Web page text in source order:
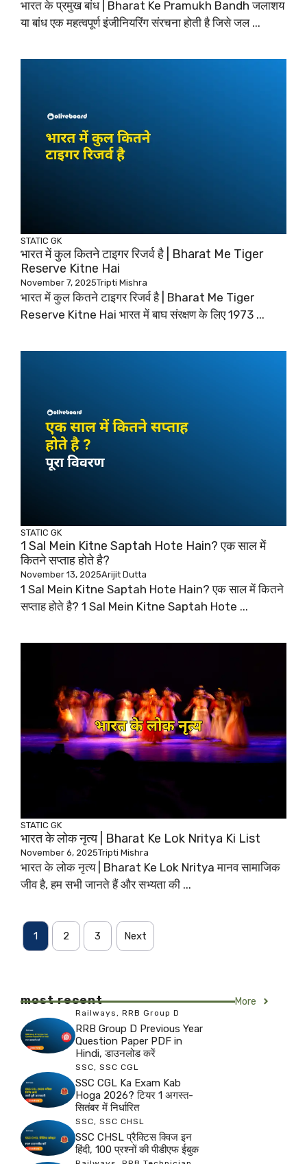
भारत के प्रमुख बांध | Bharat Ke Pramukh Bandh जलाशय
या बांध एक महत्वपूर्ण इंजीनियरिंग संरचना होती है जिसे जल ...
STATIC GK
भारत में कुल कितने टाइगर रिजर्व है | Bharat Me Tiger
Reserve Kitne Hai
November 7, 2025Tripti Mishra
भारत में कुल कितने टाइगर रिजर्व है | Bharat Me Tiger
Reserve Kitne Hai भारत में बाघ संरक्षण के लिए 1973 ...
STATIC GK
1 Sal Mein Kitne Saptah Hote Hain? एक साल में
कितने सप्ताह होते है?
November 13, 2025Arijit Dutta
1 Sal Mein Kitne Saptah Hote Hain? एक साल में कितने
सप्ताह होते है? 1 Sal Mein Kitne Saptah Hote ...
STATIC GK
भारत के लोक नृत्य | Bharat Ke Lok Nritya Ki List
November 6, 2025Tripti Mishra
भारत के लोक नृत्य | Bharat Ke Lok Nritya मानव सामाजिक
जीव है, हम सभी जानते हैं और सभ्यता की ...
1 2 3 Next
most recent More
Railways , RRB Group D
RRB Group D Previous Year
Question Paper PDF in
Hindi, डाउनलोड करें
SSC, SSC CGL
SSC CGL Ka Exam Kab
Hoga 2026? टियर 1 अगस्त-
सितंबर में निर्धारित
SSC, SSC CHSL
SSC CHSL प्रैक्टिस क्विज इन
हिंदी, 100 प्रश्नों की पीडीएफ ईबुक